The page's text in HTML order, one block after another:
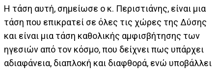
Η τάση αυτή, σημείωσε ο κ. Περιστιάνης, είναι μια
τάση που επικρατεί σε όλες τις χώρες της Δύσης
και είναι μια τάση καθολικής αμφισβήτησης των
ηγεσιών από τον κόσμο, που δείχνει πως υπάρχει
αδιαφάνεια, διαπλοκή και διαφθορά, ενώ υποβάλλει